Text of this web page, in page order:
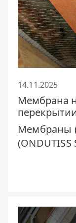
14.11.2025
Мембрана
Мембраны
(ONDUTISS